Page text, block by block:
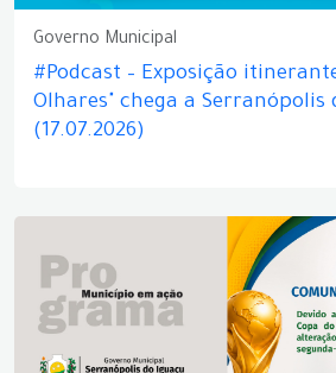
Governo Municipal
#Podcast – Exposição
Olhares" chega a Serranópolis
(17.07.2026)